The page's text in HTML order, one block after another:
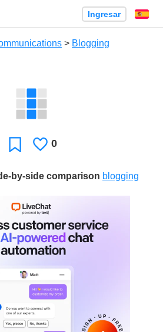
Ingresar
> Blogging
Favoritos
Le
0
by-side comparison blogging